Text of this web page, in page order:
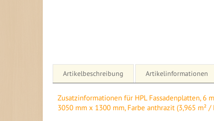
Artikelbeschreibung
Details für HPL Fassadenplatten, 6 mm,
1300 mm, Farbe anthrazit (3,965 m² / Platte)
Artikelinformationen
Zusatzinformationen für HPL Fassadenplatten, 6
3050 mm x 1300 mm, Farbe anthrazit (3,965 m² /